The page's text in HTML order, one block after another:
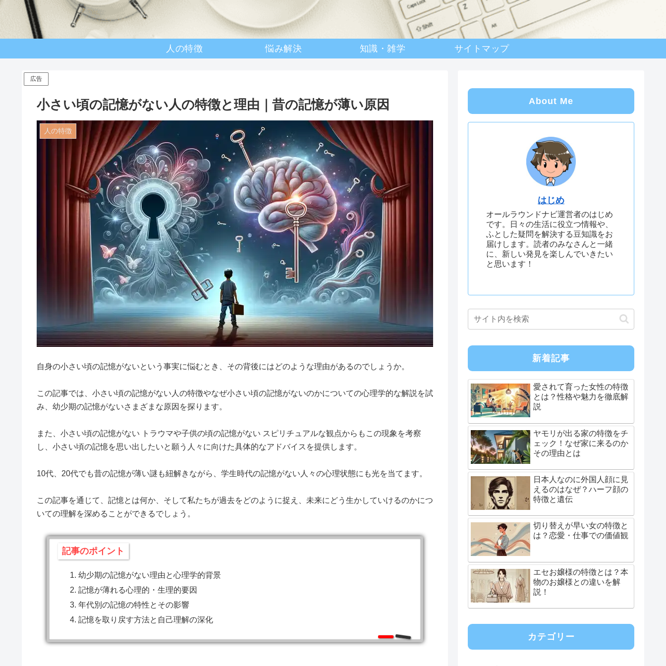
人の特徴 悩み解決 知識・雑学 サイトマップ
広告
小さい頃の記憶がない人の特徴と理由｜昔の記憶が薄い原因
人の特徴
自身の小さい頃の記憶がないという事実に悩むとき、その背後にはどのような理由があるのでしょうか。
この記事では、小さい頃の記憶がない人の特徴やなぜ小さい頃の記憶がないのかについての心理学的な解説を試
み、幼少期の記憶がないさまざまな原因を探ります。
また、小さい頃の記憶がない トラウマや子供の頃の記憶がない スピリチュアルな観点からもこの現象を考察
し、小さい頃の記憶を思い出したいと願う人々に向けた具体的なアドバイスを提供します。
10代、20代でも昔の記憶が薄い謎も紐解きながら、学生時代の記憶がない人々の心理状態にも光を当てます。
この記事を通じて、記憶とは何か、そして私たちが過去をどのように捉え、未来にどう生かしていけるのかにつ
いての理解を深めることができるでしょう。
記事のポイント
幼少期の記憶がない理由と心理学的背景
記憶が薄れる心理的・生理的要因
年代別の記憶の特性とその影響
記憶を取り戻す方法と自己理解の深化
About Me
はじめ
オールラウンドナビ運営者のはじめ
です。日々の生活に役立つ情報や、
ふとした疑問を解決する豆知識をお
届けします。読者のみなさんと一緒
に、新しい発見を楽しんでいきたい
と思います！
新着記事
愛されて育った女性の特徴
とは？性格や魅力を徹底解
説
ヤモリが出る家の特徴をチ
ェック！なぜ家に来るのか
その理由とは
日本人なのに外国人顔に見
えるのはなぜ？ハーフ顔の
特徴と遺伝
切り替えが早い女の特徴と
は？恋愛・仕事での価値観
エセお嬢様の特徴とは？本
物のお嬢様との違いを解
説！
カテゴリー